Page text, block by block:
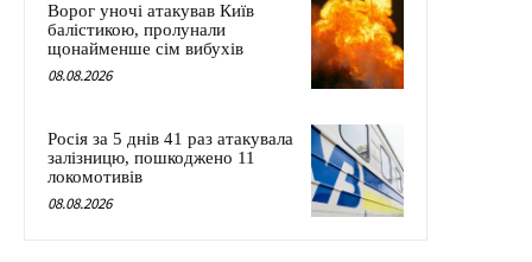
Ворог уночі атакував Київ
балістикою, пролунали
щонайменше сім вибухів
08.08.2026
Росія за 5 днів 41 раз атакувала
залізницю, пошкоджено 11
локомотивів
08.08.2026